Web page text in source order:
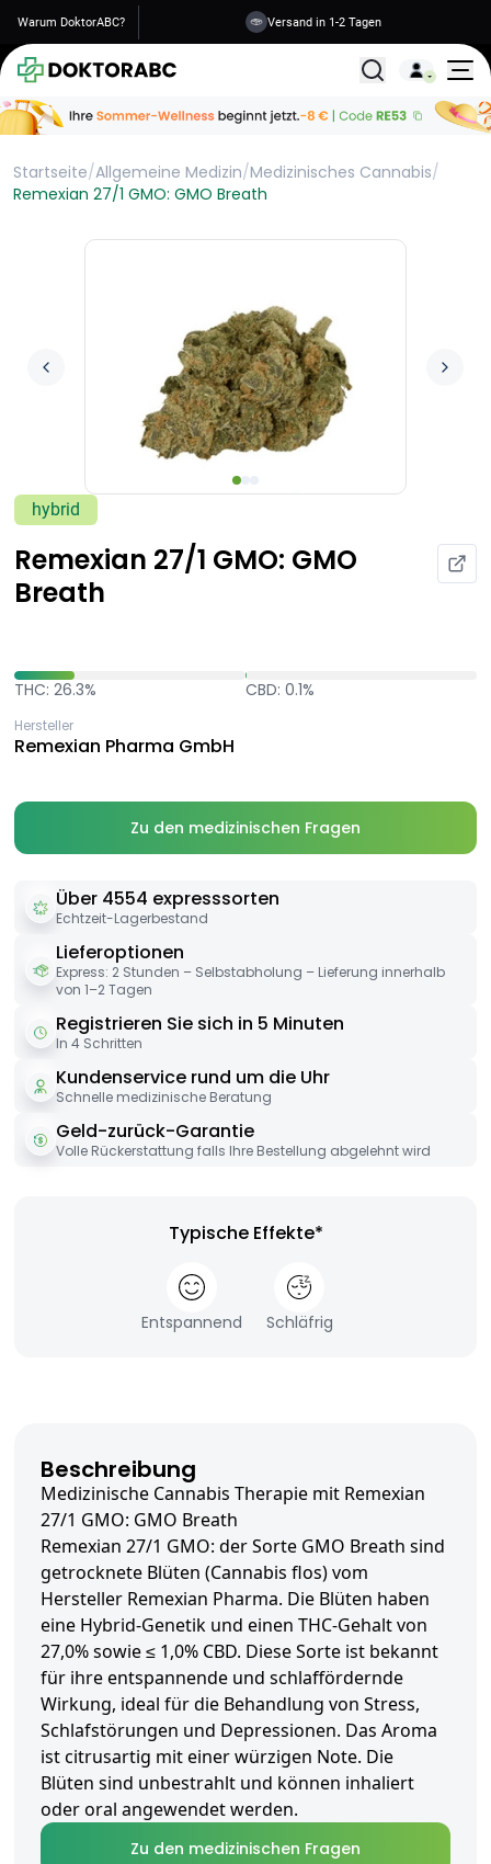
Warum DoktorABC? Versand in 1-2 Tagen
Alle
Startseite/Allgemeine Medizin/Medizinisches Cannabis/
Remexian 27/1 GMO: GMO Breath
hybrid
Remexian 27/1 GMO: GMO
Breath
THC: 26.3% CBD: 0.1%
Hersteller
Remexian Pharma GmbH
Zu den medizinischen Fragen
Über 4554 expresssorten
Echtzeit-Lagerbestand
Lieferoptionen
Express: 2 Stunden – Selbstabholung – Lieferung innerhalb
von 1–2 Tagen
Registrieren Sie sich in 5 Minuten
In 4 Schritten
Kundenservice rund um die Uhr
Schnelle medizinische Beratung
Geld-zurück-Garantie
Volle Rückerstattung falls Ihre Bestellung abgelehnt wird
Typische Effekte*
Entspannend Schläfrig
Beschreibung
Medizinische Cannabis Therapie mit Remexian
27/1 GMO: GMO Breath
Remexian 27/1 GMO: der Sorte GMO Breath sind
getrocknete Blüten (Cannabis flos) vom
Hersteller Remexian Pharma. Die Blüten haben
eine Hybrid-Genetik und einen THC-Gehalt von
27,0% sowie ≤ 1,0% CBD. Diese Sorte ist bekannt
für ihre entspannende und schlaffördernde
Wirkung, ideal für die Behandlung von Stress,
Schlafstörungen und Depressionen. Das Aroma
ist citrusartig mit einer würzigen Note. Die
Blüten sind unbestrahlt und können inhaliert
oder oral angewendet werden.
Zu den medizinischen Fragen